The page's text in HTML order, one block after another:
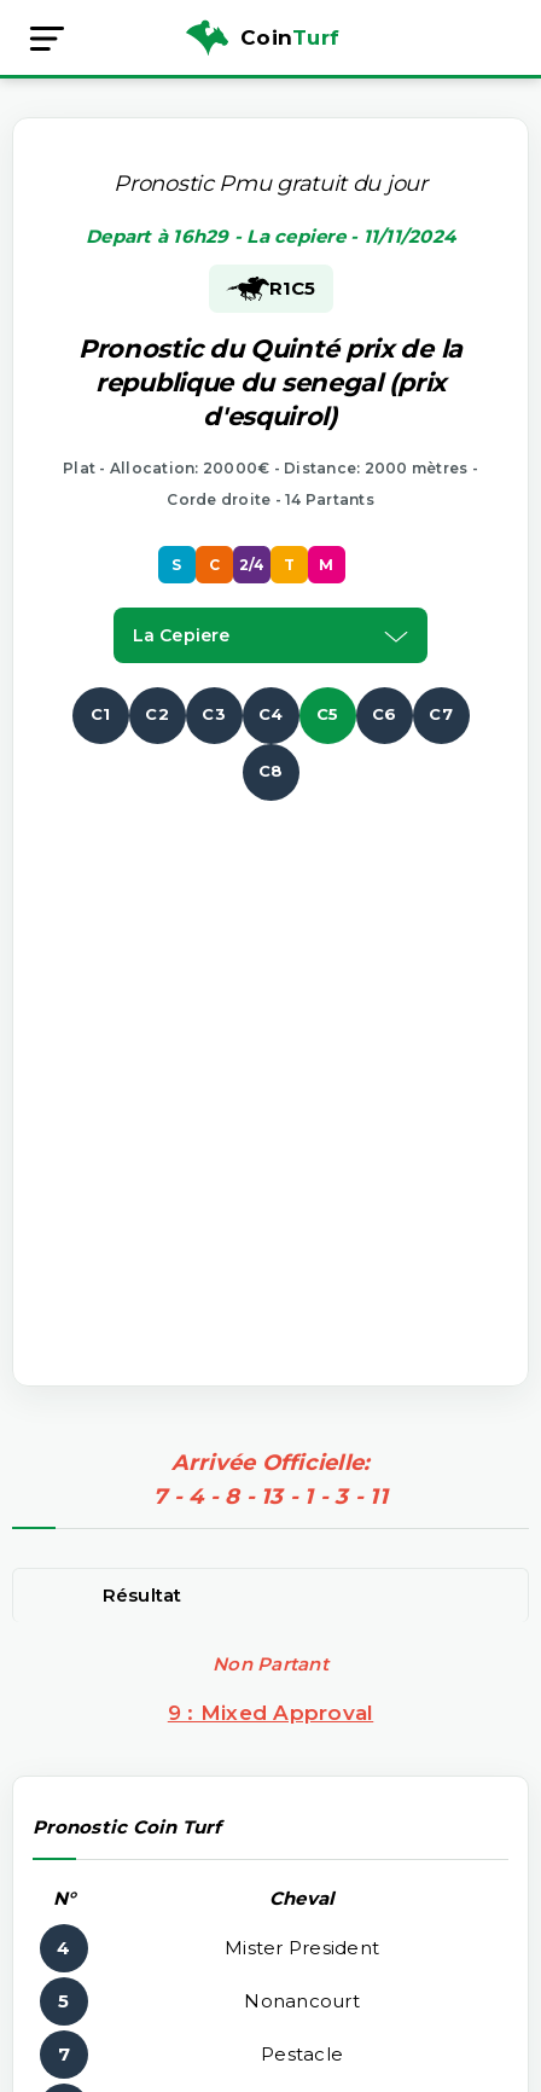
CoinTurf
Pronostic Pmu gratuit du jour
Depart à 16h29 - La cepiere - 11/11/2024
R1C5
Pronostic du Quinté prix de la
republique du senegal (prix
d'esquirol)
Plat - Allocation: 20000€ - Distance: 2000 mètres -
Corde droite - 14 Partants
S C 2/4 T M
La Cepiere
C1 C2 C3 C4 C5 C6 C7
C8
Arrivée Officielle:
7 - 4 - 8 - 13 - 1 - 3 - 11
Résultat
Non Partant
9 : Mixed Approval
Pronostic Coin Turf
N° Cheval
4 Mister President
5 Nonancourt
7 Pestacle